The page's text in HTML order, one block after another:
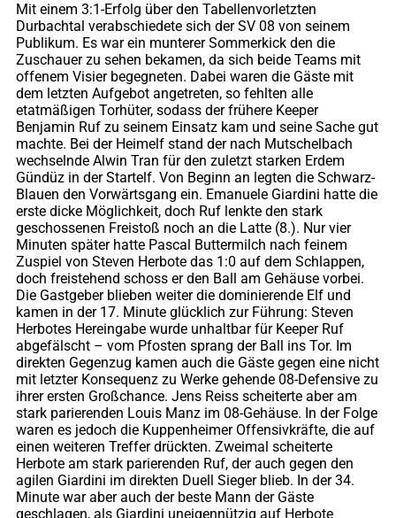
Mit einem 3:1-Erfolg über den Tabellenvorletzten
Durbachtal verabschiedete sich der SV 08 von seinem
Publikum. Es war ein munterer Sommerkick den die
Zuschauer zu sehen bekamen, da sich beide Teams mit
offenem Visier begegneten. Dabei waren die Gäste mit
dem letzten Aufgebot angetreten, so fehlten alle
etatmäßigen Torhüter, sodass der frühere Keeper
Benjamin Ruf zu seinem Einsatz kam und seine Sache gut
machte. Bei der Heimelf stand der nach Mutschelbach
wechselnde Alwin Tran für den zuletzt starken Erdem
Gündüz in der Startelf. Von Beginn an legten die Schwarz-
Blauen den Vorwärtsgang ein. Emanuele Giardini hatte die
erste dicke Möglichkeit, doch Ruf lenkte den stark
geschossenen Freistoß noch an die Latte (8.). Nur vier
Minuten später hatte Pascal Buttermilch nach feinem
Zuspiel von Steven Herbote das 1:0 auf dem Schlappen,
doch freistehend schoss er den Ball am Gehäuse vorbei.
Die Gastgeber blieben weiter die dominierende Elf und
kamen in der 17. Minute glücklich zur Führung: Steven
Herbotes Hereingabe wurde unhaltbar für Keeper Ruf
abgefälscht – vom Pfosten sprang der Ball ins Tor. Im
direkten Gegenzug kamen auch die Gäste gegen eine nicht
mit letzter Konsequenz zu Werke gehende 08-Defensive zu
ihrer ersten Großchance. Jens Reiss scheiterte aber am
stark parierenden Louis Manz im 08-Gehäuse. In der Folge
waren es jedoch die Kuppenheimer Offensivkräfte, die auf
einen weiteren Treffer drückten. Zweimal scheiterte
Herbote am stark parierenden Ruf, der auch gegen den
agilen Giardini im direkten Duell Sieger blieb. In der 34.
Minute war aber auch der beste Mann der Gäste
geschlagen, als Giardini uneigennützig auf Herbote